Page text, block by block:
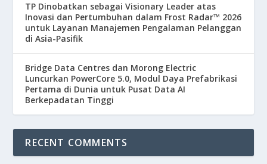
TP Dinobatkan sebagai Visionary Leader atas
Inovasi dan Pertumbuhan dalam Frost Radar™ 2026
untuk Layanan Manajemen Pengalaman Pelanggan
di Asia-Pasifik
Bridge Data Centres dan Morong Electric
Luncurkan PowerCore 5.0, Modul Daya Prefabrikasi
Pertama di Dunia untuk Pusat Data AI
Berkepadatan Tinggi
RECENT COMMENTS